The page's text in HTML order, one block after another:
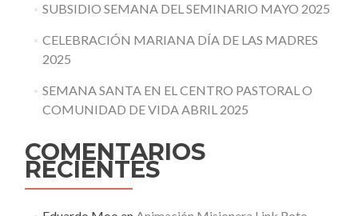
SUBSIDIO SEMANA DEL SEMINARIO MAYO 2025
CELEBRACIÓN MARIANA DÍA DE LAS MADRES
2025
SEMANA SANTA EN EL CENTRO PASTORAL O
COMUNIDAD DE VIDA ABRIL 2025
COMENTARIOS
RECIENTES